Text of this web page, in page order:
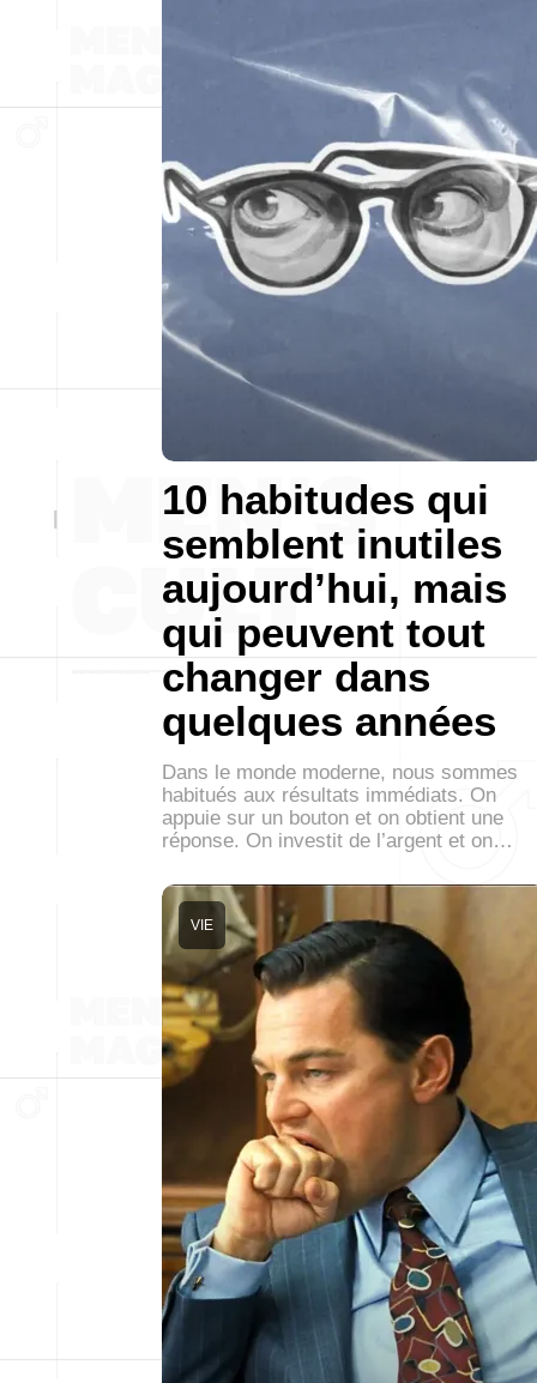
10 habitudes qui
semblent inutiles
aujourd’hui, mais
qui peuvent tout
changer dans
quelques années
Dans le monde moderne, nous sommes
habitués aux résultats immédiats. On
appuie sur un bouton et on obtient une
réponse. On investit de l’argent et on…
VIE